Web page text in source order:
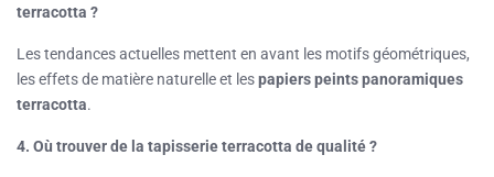
terracotta ?
Les tendances actuelles mettent en avant les motifs géométriques,
les effets de matière naturelle et lespapiers peints panoramiques
terracotta.
4. Où trouver de la tapisserie terracotta de qualité ?